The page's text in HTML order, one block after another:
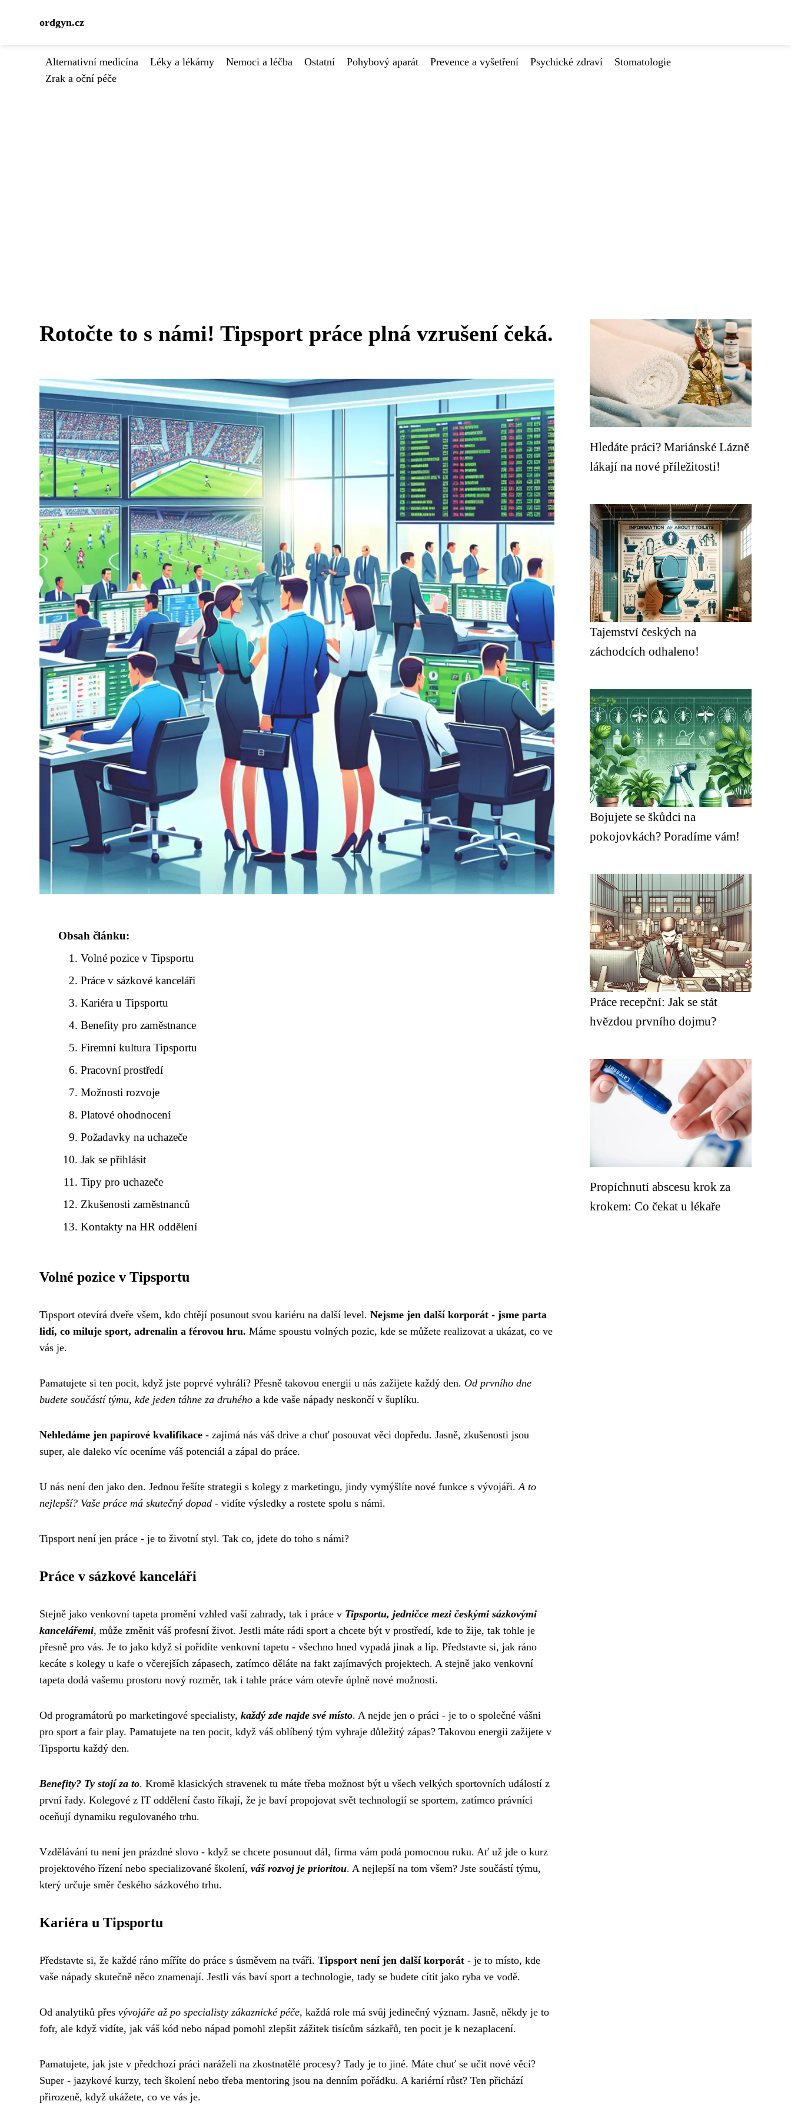
ordgyn.cz
Alternativní medicína Léky a lékárny Nemoci a léčba Ostatní Pohybový aparát Prevence a vyšetření Psychické zdraví
Stomatologie
Zrak a oční péče
Rotočte to s námi! Tipsport práce plná vzrušení čeká.
Obsah článku:
Volné pozice v Tipsportu
Práce v sázkové kanceláři
Kariéra u Tipsportu
Benefity pro zaměstnance
Firemní kultura Tipsportu
Pracovní prostředí
Možnosti rozvoje
Platové ohodnocení
Požadavky na uchazeče
Jak se přihlásit
Tipy pro uchazeče
Zkušenosti zaměstnanců
Kontakty na HR oddělení
Volné pozice v Tipsportu
Tipsport otevírá dveře všem, kdo chtějí posunout svou kariéru na další level. Nejsme jen další korporát - jsme parta
lidí, co miluje sport, adrenalin a férovou hru. Máme spoustu volných pozic, kde se můžete realizovat a ukázat, co ve
vás je.
Pamatujete si ten pocit, když jste poprvé vyhráli? Přesně takovou energii u nás zažijete každý den. Od prvního dne
budete součástí týmu, kde jeden táhne za druhého a kde vaše nápady neskončí v šuplíku.
Nehledáme jen papírové kvalifikace - zajímá nás váš drive a chuť posouvat věci dopředu. Jasně, zkušenosti jsou
super, ale daleko víc oceníme váš potenciál a zápal do práce.
U nás není den jako den. Jednou řešíte strategii s kolegy z marketingu, jindy vymýšlíte nové funkce s vývojáři.A to
nejlepší? Vaše práce má skutečný dopad - vidíte výsledky a rostete spolu s námi.
Tipsport není jen práce - je to životní styl. Tak co, jdete do toho s námi?
Práce v sázkové kanceláři
Stejně jako venkovní tapeta promění vzhled vaší zahrady, tak i práce v Tipsportu, jedničce mezi českými sázkovými
kancelářemi, může změnit váš profesní život. Jestli máte rádi sport a chcete být v prostředí, kde to žije, tak tohle je
přesně pro vás. Je to jako když si pořídíte venkovní tapetu - všechno hned vypadá jinak a líp. Představte si, jak ráno
kecáte s kolegy u kafe o včerejších zápasech, zatímco děláte na fakt zajímavých projektech. A stejně jako venkovní
tapeta dodá vašemu prostoru nový rozměr, tak i tahle práce vám otevře úplně nové možnosti.
Od programátorů po marketingové specialisty, každý zde najde své místo. A nejde jen o práci - je to o společné vášni
pro sport a fair play. Pamatujete na ten pocit, když váš oblíbený tým vyhraje důležitý zápas? Takovou energii zažijete v
Tipsportu každý den.
Benefity? Ty stojí za to. Kromě klasických stravenek tu máte třeba možnost být u všech velkých sportovních událostí z
první řady. Kolegové z IT oddělení často říkají, že je baví propojovat svět technologií se sportem, zatímco právníci
oceňují dynamiku regulovaného trhu.
Vzdělávání tu není jen prázdné slovo - když se chcete posunout dál, firma vám podá pomocnou ruku. Ať už jde o kurz
projektového řízení nebo specializované školení, váš rozvoj je prioritou. A nejlepší na tom všem? Jste součástí týmu,
který určuje směr českého sázkového trhu.
Kariéra u Tipsportu
Představte si, že každé ráno míříte do práce s úsměvem na tváři. Tipsport není jen další korporát - je to místo, kde
vaše nápady skutečně něco znamenají. Jestli vás baví sport a technologie, tady se budete cítit jako ryba ve vodě.
Od analytiků přes vývojáře až po specialisty zákaznické péče, každá role má svůj jedinečný význam. Jasně, někdy je to
fofr, ale když vidíte, jak váš kód nebo nápad pomohl zlepšit zážitek tisícům sázkařů, ten pocit je k nezaplacení.
Pamatujete, jak jste v předchozí práci naráželi na zkostnatělé procesy? Tady je to jiné. Máte chuť se učit nové věci?
Super - jazykové kurzy, tech školení nebo třeba mentoring jsou na denním pořádku. A kariérní růst? Ten přichází
přirozeně, když ukážete, co ve vás je.
Hledáte práci? Mariánské Lázně
lákají na nové příležitosti!
Tajemství českých na
záchodcích odhaleno!
Bojujete se škůdci na
pokojovkách? Poradíme vám!
Práce recepční: Jak se stát
hvězdou prvního dojmu?
Propíchnutí abscesu krok za
krokem: Co čekat u lékaře